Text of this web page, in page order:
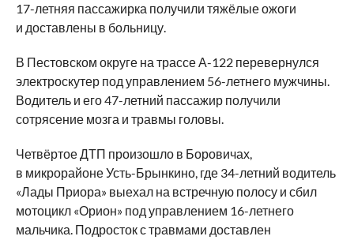
17-летняя пассажирка получили тяжёлые ожоги
и доставлены в больницу.
В Пестовском округе на трассе А-122 перевернулся
электроскутер под управлением 56-летнего мужчины.
Водитель и его 47-летний пассажир получили
сотрясение мозга и травмы головы.
Четвёртое ДТП произошло в Боровичах,
в микрорайоне Усть-Брынкино, где 34-летний водитель
«Лады Приора» выехал на встречную полосу и сбил
мотоцикл «Орион» под управлением 16-летнего
мальчика. Подросток с травмами доставлен